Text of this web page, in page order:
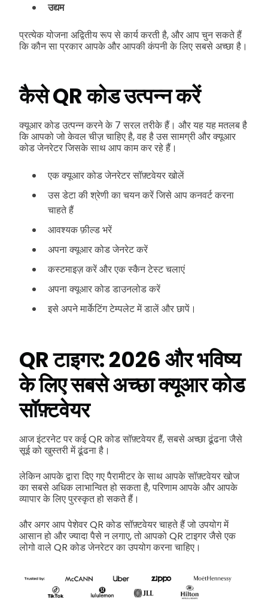
उद्यम
प्रत्येक योजना अद्वितीय रूप से कार्य करती है, और आप चुन सकते हैं
कि कौन सा प्रकार आपके और आपकी कंपनी के लिए सबसे अच्छा है।
कैसे QR कोड उत्पन्न करें
क्यूआर कोड उत्पन्न करने के 7 सरल तरीके हैं। और यह यह मतलब है
कि आपको जो केवल चीज़ चाहिए है, वह है उस सामग्री और क्यूआर
कोड जेनरेटर जिसके साथ आप काम कर रहे हैं।
एक क्यूआर कोड जेनरेटर सॉफ़्टवेयर खोलें
उस डेटा की श्रेणी का चयन करें जिसे आप कनवर्ट करना
चाहते हैं
आवश्यक फ़ील्ड भरें
अपना क्यूआर कोड जेनरेट करें
कस्टमाइज़ करें और एक स्कैन टेस्ट चलाएं
अपना क्यूआर कोड डाउनलोड करें
इसे अपने मार्केटिंग टेम्पलेट में डालें और छापें।
QR टाइगर: 2026 और भविष्य
के लिए सबसे अच्छा क्यूआर कोड
सॉफ़्टवेयर
आज इंटरनेट पर कई QR कोड सॉफ़्टवेयर हैं, सबसे अच्छा ढूंढना जैसे
सूई को खुस्तरी में ढूंढना है।
लेकिन आपके द्वारा दिए गए पैरामीटर के साथ आपके सॉफ़्टवेयर खोज
का सबसे अधिक लाभान्वित हो सकता है, परिणाम आपके और आपके
व्यापार के लिए पुरस्कृत हो सकते हैं।
और अगर आप पेशेवर QR कोड सॉफ़्टवेयर चाहते हैं जो उपयोग में
आसान हो और ज्यादा पैसे न लगाए, तो आपको QR टाइगर जैसे एक
लोगो वाले QR कोड जेनरेटर का उपयोग करना चाहिए।